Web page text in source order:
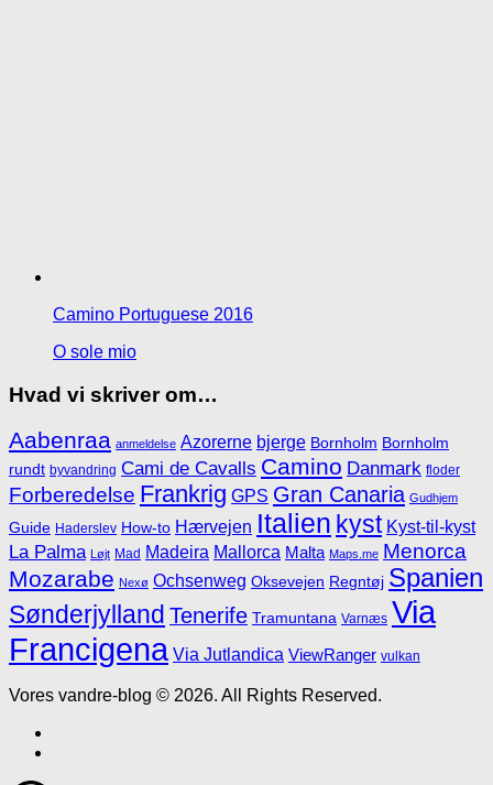
Camino Portuguese 2016
O sole mio
Hvad vi skriver om…
Aabenraa anmeldelse Azorerne bjerge Bornholm Bornholm
rundt byvandring Cami de Cavalls Camino Danmark floder
Forberedelse Frankrig GPS Gran Canaria Gudhjem
Guide Haderslev How-to Hærvejen Italien kyst Kyst-til-kyst
La Palma Løjt Mad Madeira Mallorca Malta Maps.me Menorca
Mozarabe Nexø Ochsenweg Oksevejen Regntøj Spanien
Sønderjylland Tenerife Tramuntana Varnæs Via
Francigena Via Jutlandica ViewRanger vulkan
Vores vandre-blog © 2026. All Rights Reserved.